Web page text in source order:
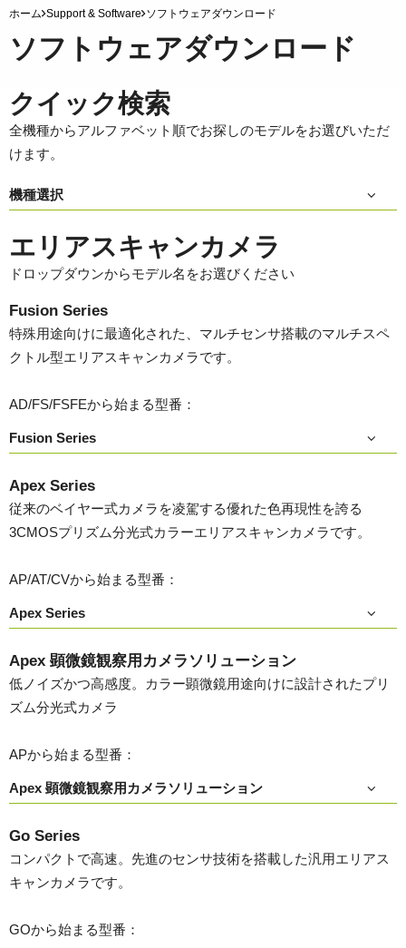
ホーム Support & Software ソフトウェアダウンロード
ソフトウェアダウンロード
クイック検索
全機種からアルファベット順でお探しのモデルをお選びいただ
けます。
機種選択
エリアスキャンカメラ
ドロップダウンからモデル名をお選びください
Fusion Series
特殊用途向けに最適化された、マルチセンサ搭載のマルチスペ
クトル型エリアスキャンカメラです。
AD/FS/FSFEから始まる型番：
Fusion Series
Apex Series
従来のベイヤー式カメラを凌駕する優れた色再現性を誇る
3CMOSプリズム分光式カラーエリアスキャンカメラです。
AP/AT/CVから始まる型番：
Apex Series
Apex 顕微鏡観察用カメラソリューション
低ノイズかつ高感度。カラー顕微鏡用途向けに設計されたプリ
ズム分光式カメラ
APから始まる型番：
Apex 顕微鏡観察用カメラソリューション
Go Series
コンパクトで高速。先進のセンサ技術を搭載した汎用エリアス
キャンカメラです。
GOから始まる型番：